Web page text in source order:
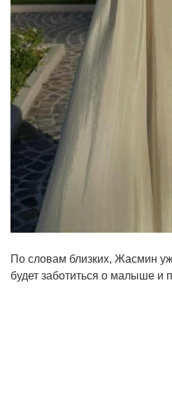
По словам близких, Жасмин
будет заботиться о малыше и